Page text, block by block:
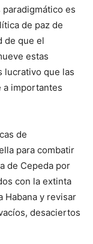
es
de paz de
de que el
estas
lucrativo que las
a importantes
de
para combatir
de Cepeda por
con la extinta
Habana y revisar
desaciertos